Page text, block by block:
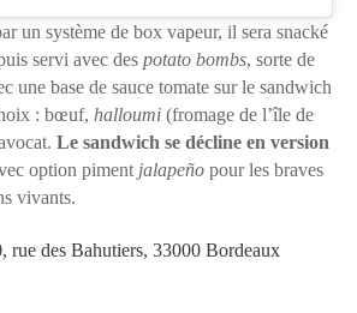
un système de box vapeur, il sera snacké
servi avec des potato bombs, sorte de
une base de sauce tomate sur le sandwich
: bœuf, halloumi (fromage de l’île de
Le sandwich se décline en version
option piment jalapeño pour les braves
vivants.
rue des Bahutiers, 33000 Bordeaux